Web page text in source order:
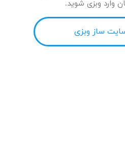
وارد وبزی شوید.
ساز وبزی